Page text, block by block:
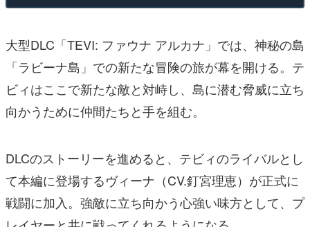
大型DLC「TEVI: ファウナ アルカナ」では、神秘の島
「ラビーナ島」での新たな冒険の旅が幕を開ける。テ
ビィはここで新たな敵と対峙し、島に潜む脅威に立ち
向かうために仲間たちと手を組む。
DLCのストーリーを進めると、テビィのライバルとし
て本編に登場するヴィーナ（CV.釘宮理恵）が正式に
戦闘に加入。強敵に立ち向かう心強い味方として、プ